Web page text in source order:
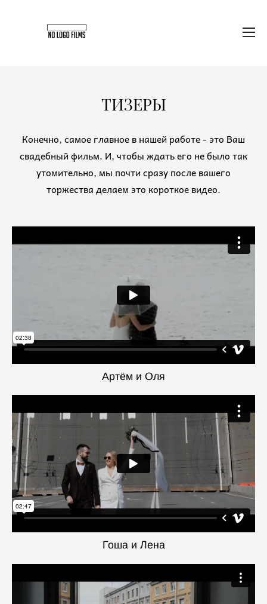
ТИЗЕРЫ
Конечно, самое главное в нашей работе - это Ваш
свадебный фильм. И, чтобы ждать его не было так
утомительно, мы почти сразу после вашего
торжества делаем это короткое видео.
Артём и Оля
Гоша и Лена